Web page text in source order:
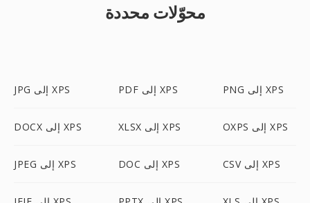
محوّلات محددة
JPG إلى XPS PDF إلى XPS PNG إلى XPS
DOCX إلى XPS XLSX إلى XPS OXPS إلى XPS
JPEG إلى XPS DOC إلى XPS CSV إلى XPS